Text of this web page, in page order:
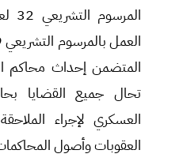
المتضمن إحداث محاكم
تحال جميع القضايا
العسكري لإجراء
العقوبات وأصول